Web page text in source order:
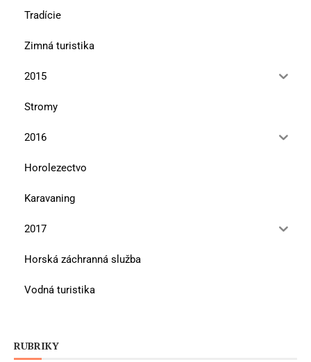
Tradície
Zimná turistika
2015
Stromy
2016
Horolezectvo
Karavaning
2017
Horská záchranná služba
Vodná turistika
RUBRIKY